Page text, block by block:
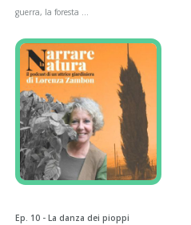
guerra, la foresta ...
Ep. 10 - La danza dei pioppi